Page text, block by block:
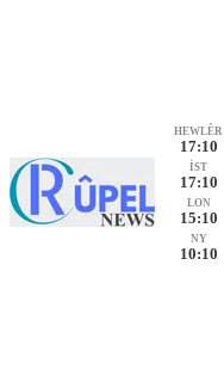
HEWLÊR
17:10
İST
17:10
LON
15:10
NY
10:10